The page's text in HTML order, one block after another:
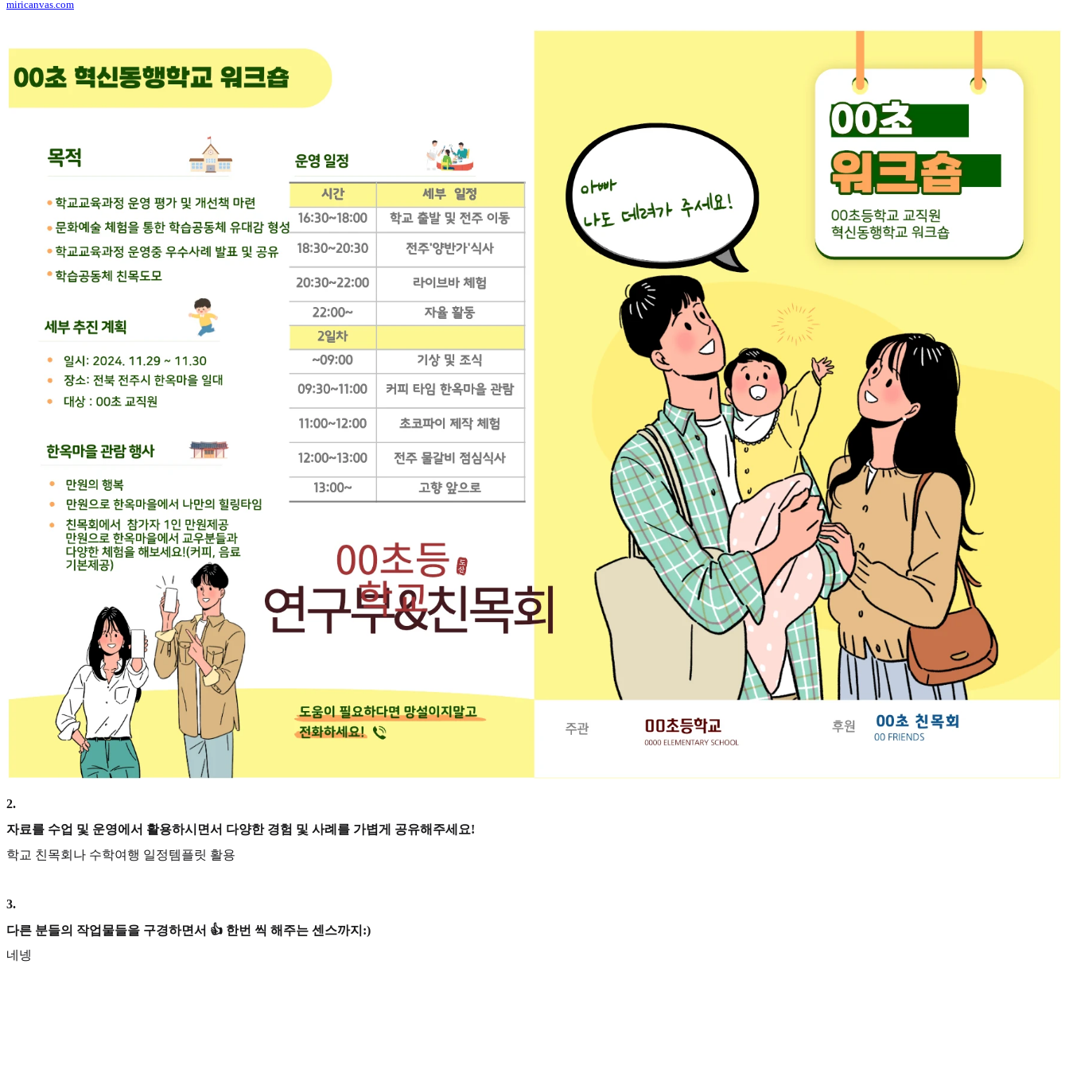
miricanvas.com
2.
자료를 수업 및 운영에서 활용하시면서 다양한 경험 및 사례를 가볍게 공유해주세요!
학교 친목회나 수학여행 일정템플릿 활용
3.
다른 분들의 작업물들을 구경하면서 👍 한번 씩 해주는 센스까지:)
네넹